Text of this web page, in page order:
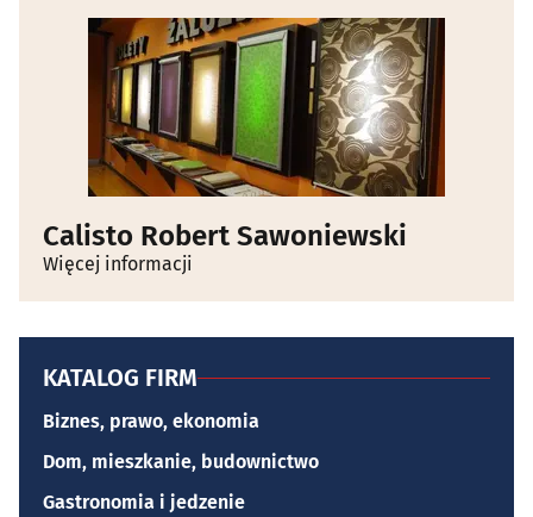
Calisto Robert Sawoniewski
Więcej informacji
KATALOG FIRM
Biznes, prawo, ekonomia
Dom, mieszkanie, budownictwo
Gastronomia i jedzenie